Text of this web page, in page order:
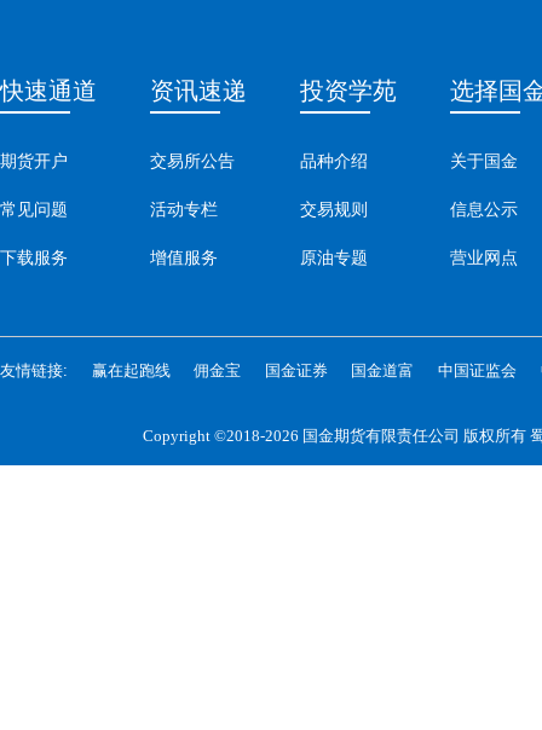
快速通道
期货开户
常见问题
下载服务
资讯速递
交易所公告
活动专栏
增值服务
投资学苑
品种介绍
交易规则
原油专题
选择国
关于国金
信息公示
营业网点
友情链接: 赢在起跑线 佣金宝 国金证券 国金道富 中国证监会
Copyright ©2018-2026 国金期货有限责任公司 版权所有